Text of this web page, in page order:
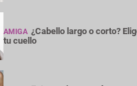
AMIGA ¿Cabello largo o corto?
tu cuello